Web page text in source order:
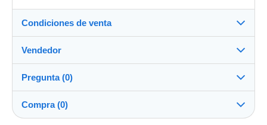
Condiciones de venta
Envío tras el pago dentro de los 10 días
Vendedor
philarena100%(5755x)
PRO
Tienda
Pregunta (0)
Compra (0)